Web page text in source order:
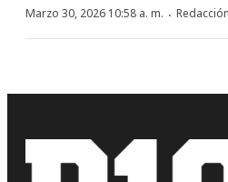
Marzo 30, 2026 10:58 a. m. ·